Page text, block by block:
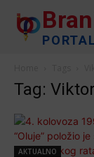
PORTAL
Tag:
AKTUALNO